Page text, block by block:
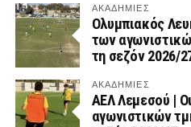
ΑΚΑΔΗΜΙΕΣ
Ολυμπιακός
των
τη σεζόν 2026/
ΑΚΑΔΗΜΙΕΣ
ΑΕΛ Λεμεσού |
αγωνιστικών